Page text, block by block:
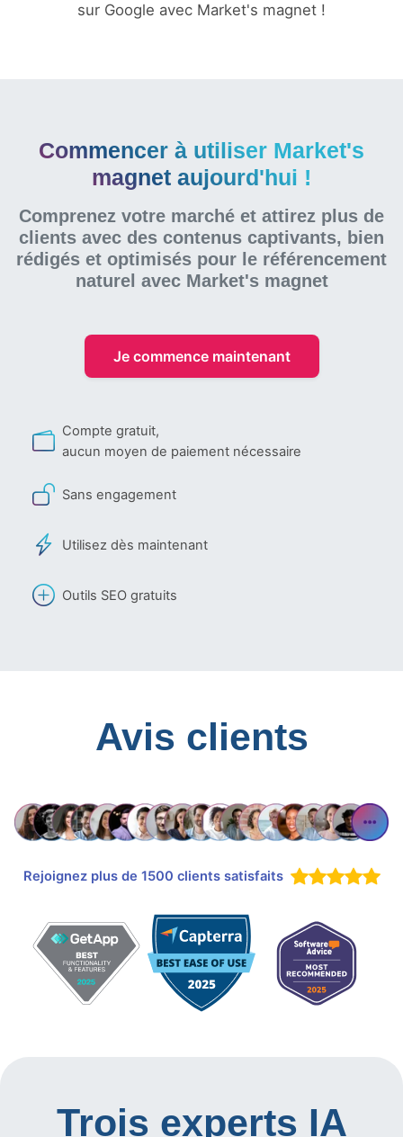
sur Google avec Market's magnet !
Commencer à utiliser Market's
magnet aujourd'hui !
Comprenez votre marché et attirez plus de
clients avec des contenus captivants, bien
rédigés et optimisés pour le référencement
naturel avec Market's magnet
Je commence maintenant
Compte gratuit,
aucun moyen de paiement nécessaire
Sans engagement
Utilisez dès maintenant
Outils SEO gratuits
Avis clients
Rejoignez plus de 1500 clients satisfaits
Trois experts IA